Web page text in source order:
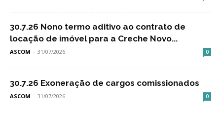
30.7.26 Nono termo aditivo ao contrato de
locação de imóvel para a Creche Novo...
ASCOM - 31/07/2026 0
30.7.26 Exoneração de cargos comissionados
ASCOM - 31/07/2026 0